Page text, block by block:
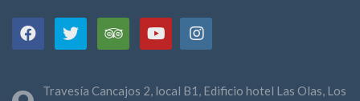
Travesía Cancajos 2, local B1, Edificio hotel Las Olas, Los